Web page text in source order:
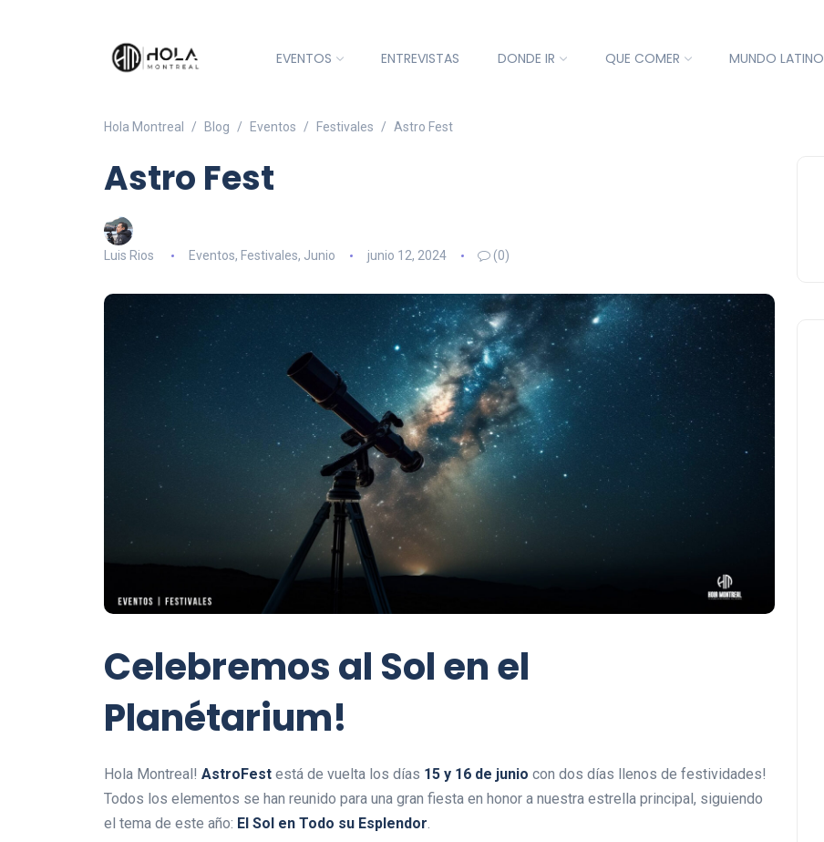
EVENTOS ENTREVISTAS DONDE IR QUE COMER MUNDO LATINO
Hola Montreal Blog Eventos Festivales Astro Fest
Astro Fest
Luis Rios Eventos, Festivales, Junio junio 12, 2024 (0)
Celebremos al Sol en el
Planétarium!
Hola Montreal! AstroFest está de vuelta los días 15 y 16 de junio con dos días llenos de festividades!
Todos los elementos se han reunido para una gran fiesta en honor a nuestra estrella principal, siguiendo
el tema de este año: El Sol en Todo su Esplendor.